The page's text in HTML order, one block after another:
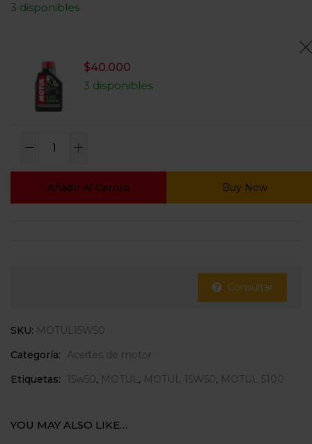
3 disponibles
$40.000
3 disponibles
Añadir Al Carrito Buy Now
Consultar
SKU: MOTUL15W50
Categoría:
Aceites de motor
Etiquetas:
15w50, MOTUL, MOTUL 15W50, MOTUL 5100
YOU MAY ALSO LIKE…